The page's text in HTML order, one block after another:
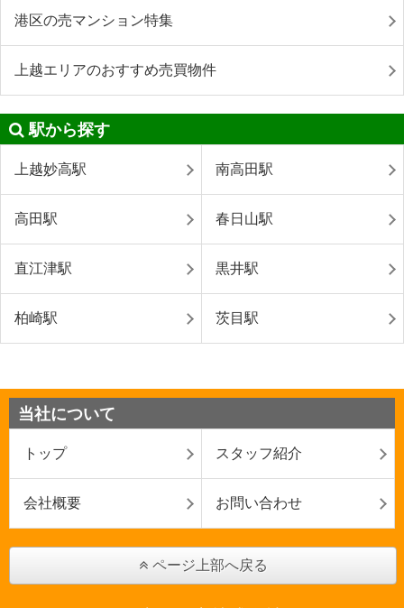
港区の売マンション特集
上越エリアのおすすめ売買物件
駅から探す
上越妙高駅 南高田駅
高田駅 春日山駅
直江津駅 黒井駅
柏崎駅 茨目駅
当社について
トップ スタッフ紹介
会社概要 お問い合わせ
ページ上部へ戻る